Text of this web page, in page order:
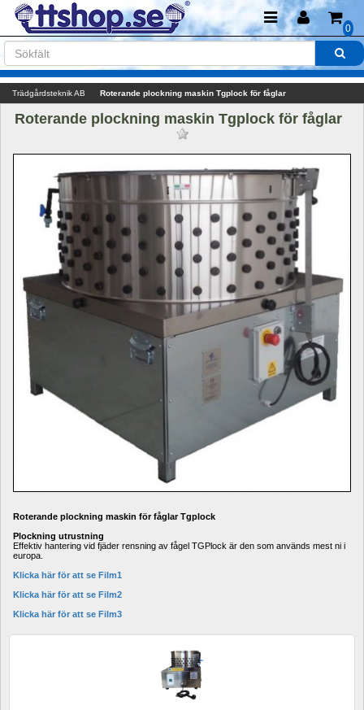
0
Trädgårdsteknik AB Roterande plockning maskin Tgplock för fåglar
Roterande plockning maskin Tgplock för fåglar
Roterande plockning maskin för fåglar Tgplock
Plockning utrustning
Effektiv hantering vid fjäder rensning av fågel TGPlock är den som används mest ni i
europa.
Klicka här för att se Film1
Klicka här för att se Film2
Klicka här för att se Film3